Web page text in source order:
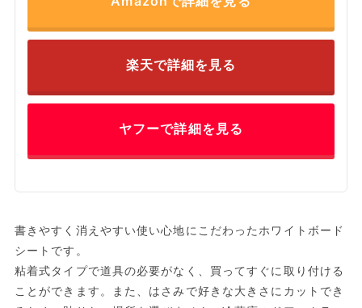
楽天で詳細を見る
ヤフーで詳細を見る
書きやすく消えやすい使い心地にこだわったホワイトボード
シートです。
粘着式タイプで道具の必要がなく、買ってすぐに取り付ける
ことができます。また、はさみで好きな大きさにカットでき